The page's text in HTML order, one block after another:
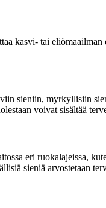
kasvi- tai eliömaailman
sieniin, myrkyllisiin
voivat sisältää
eri ruokalajeissa,
sieniä arvostetaan